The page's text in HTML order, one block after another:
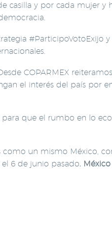
casilla y por cada mujer y
#ParticipoVotoExijo
COPARMEX
el interés del país por
que el rumbo en lo
un mismo México,
6 de junio pasado.